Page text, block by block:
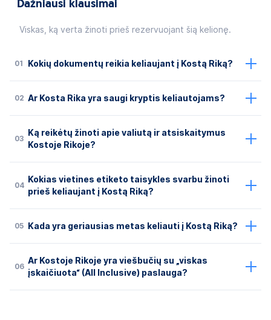
Dažniausi klausimai
Viskas, ką verta žinoti prieš rezervuojant šią kelionę.
01 Kokių dokumentų reikia keliaujant į Kostą Riką?
02 Ar Kosta Rika yra saugi kryptis keliautojams?
03
Ką reikėtų žinoti apie valiutą ir atsiskaitymus
Kostoje Rikoje?
04
Kokias vietines etiketo taisykles svarbu žinoti
prieš keliaujant į Kostą Riką?
05 Kada yra geriausias metas keliauti į Kostą Riką?
06
Ar Kostoje Rikoje yra viešbučių su „viskas
įskaičiuota“ (All Inclusive) paslauga?